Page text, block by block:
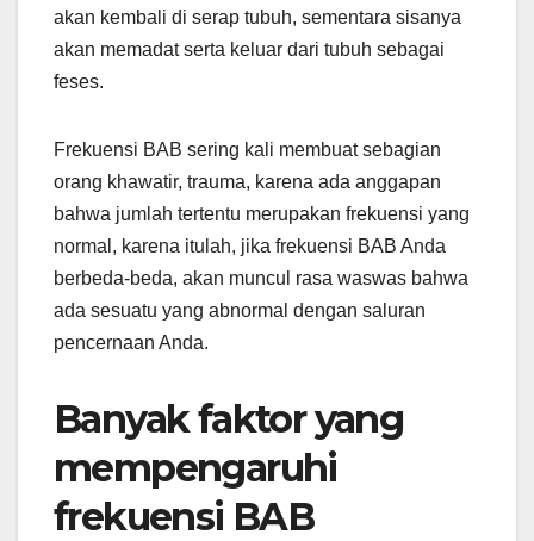
akan kembali di serap tubuh, sementara sisanya
akan memadat serta keluar dari tubuh sebagai
feses.
Frekuensi BAB sering kali membuat sebagian
orang khawatir, trauma, karena ada anggapan
bahwa jumlah tertentu merupakan frekuensi yang
normal, karena itulah, jika frekuensi BAB Anda
berbeda-beda, akan muncul rasa waswas bahwa
ada sesuatu yang abnormal dengan saluran
pencernaan Anda.
Banyak faktor yang
mempengaruhi
frekuensi BAB